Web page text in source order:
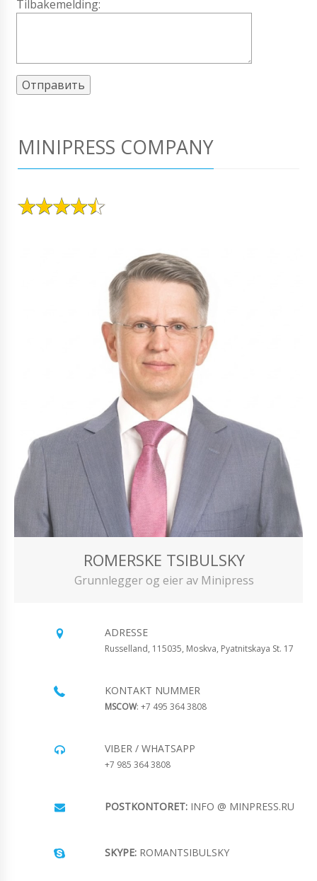
Tilbakemelding:
MINIPRESS COMPANY
ROMERSKE TSIBULSKY
Grunnlegger og eier av Minipress
ADRESSE
Russelland, 115035, Moskva, Pyatnitskaya St. 17
KONTAKT NUMMER
MSCOW: +7 495 364 3808
VIBER / WHATSAPP
+7 985 364 3808
POSTKONTORET: INFO @ MINPRESS.RU
SKYPE: ROMANTSIBULSKY